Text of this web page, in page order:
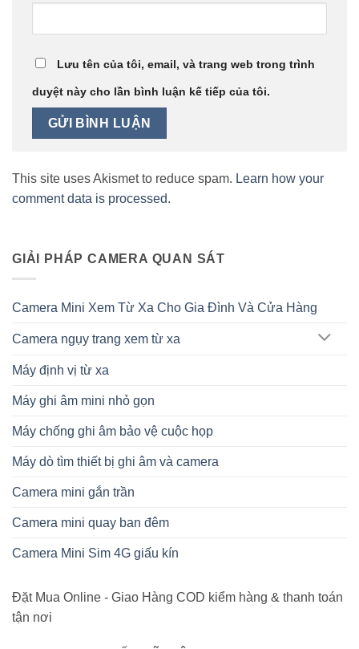
Lưu tên của tôi, email, và trang web trong trình
duyệt này cho lần bình luận kế tiếp của tôi.
This site uses Akismet to reduce spam. Learn how your
comment data is processed.
GIẢI PHÁP CAMERA QUAN SÁT
Camera Mini Xem Từ Xa Cho Gia Đình Và Cửa Hàng
Camera ngụy trang xem từ xa
Máy định vị từ xa
Máy ghi âm mini nhỏ gọn
Máy chống ghi âm bảo vệ cuộc họp
Máy dò tìm thiết bị ghi âm và camera
Camera mini gắn trần
Camera mini quay ban đêm
Camera Mini Sim 4G giấu kín
Đặt Mua Online - Giao Hàng COD kiểm hàng & thanh toán
tận nơi